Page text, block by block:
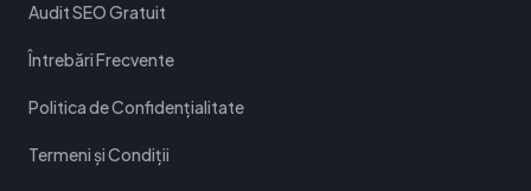
Audit SEO Gratuit
Întrebări Frecvente
Politica de Confidențialitate
Termeni și Condiții